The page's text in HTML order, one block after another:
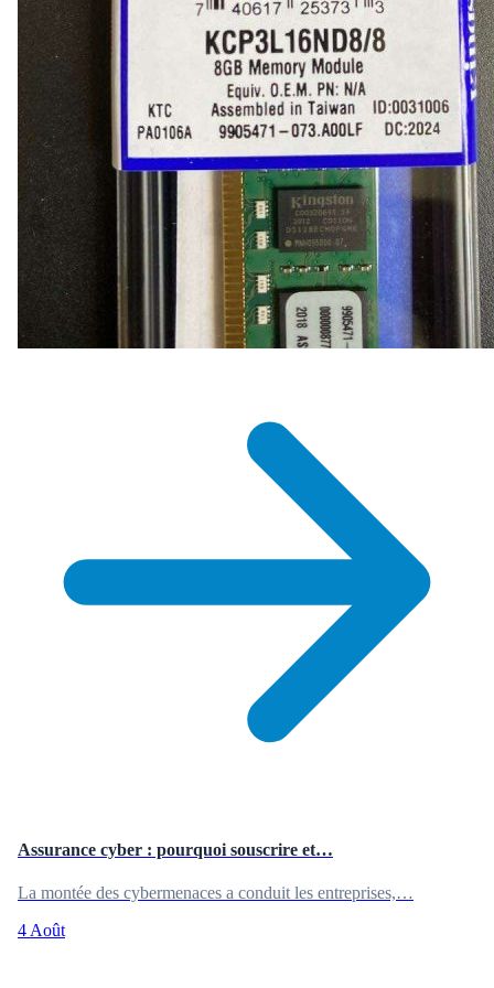
Assurance cyber : pourquoi souscrire et…
La montée des cybermenaces a conduit les entreprises,…
4 Août